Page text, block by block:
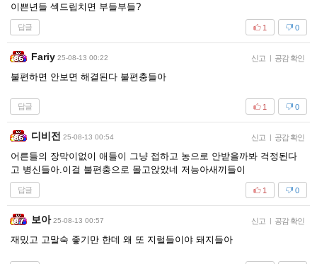
이쁜년들 섹드립치면 부들부들?
답글 0
1
Fariy 25-08-13 00:22 신고 | 공감 확인
불편하면 안보면 해결된다 불편충들아
답글 0
1
디비전 25-08-13 00:54 신고 | 공감 확인
어른들의 장막이없이 애들이 그냥 접하고 농으로 안받을까봐 걱정된다
고 병신들아.이걸 불편충으로 몰고앉았네 저능아새끼들이
답글 0
1
보아 25-08-13 00:57 신고 | 공감 확인
재밌고 고말숙 좋기만 한데 왜 또 지럴들이야 돼지들아